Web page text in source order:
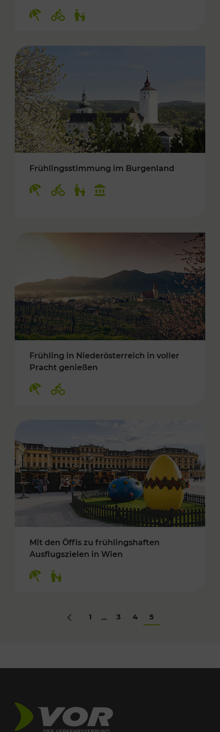
Frühlingsstimmung im Burgenland
Frühling in Niederösterreich in voller
Pracht genießen
Mit den Öffis zu frühlingshaften
Ausflugszielen in Wien
Zurück
1 ... 3 4 5